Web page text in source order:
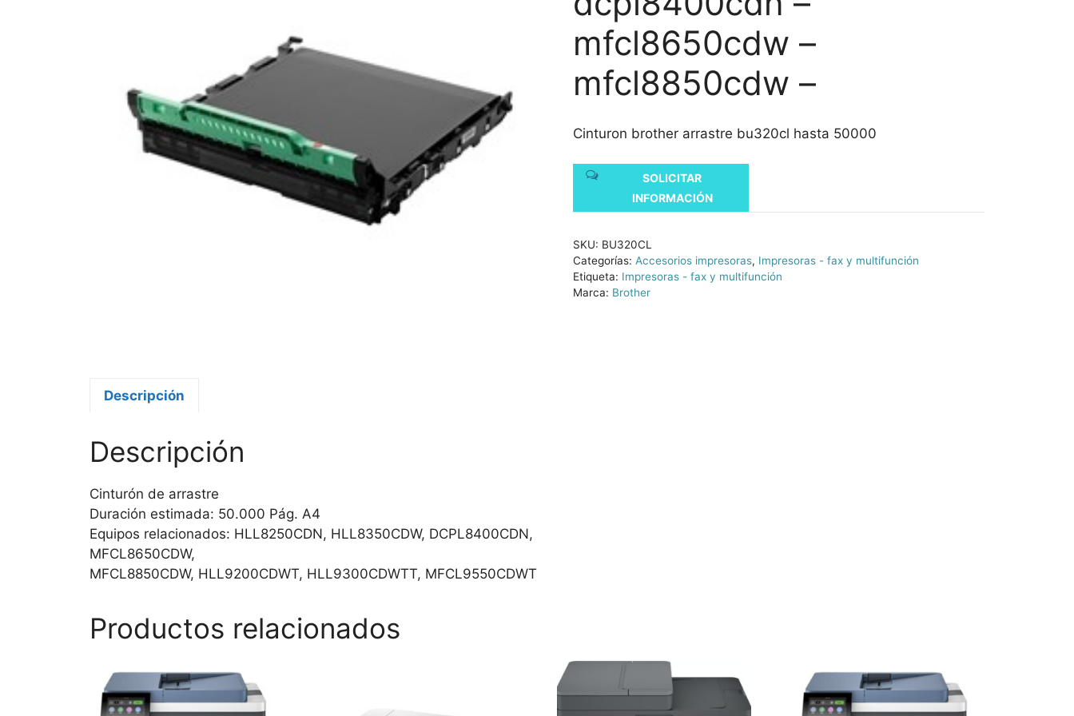
mfcl8650cdw –
mfcl8850cdw –
Cinturon brother arrastre bu320cl hasta 50000
SOLICITAR
INFORMACIÓN
SKU: BU320CL
Categorías: Accesorios impresoras, Impresoras - fax y multifunción
Etiqueta: Impresoras - fax y multifunción
Marca: Brother
Descripción
Descripción
Cinturón de arrastre
Duración estimada: 50.000 Pág. A4
Equipos relacionados: HLL8250CDN, HLL8350CDW, DCPL8400CDN,
MFCL8650CDW,
MFCL8850CDW, HLL9200CDWT, HLL9300CDWTT, MFCL9550CDWT
Productos relacionados